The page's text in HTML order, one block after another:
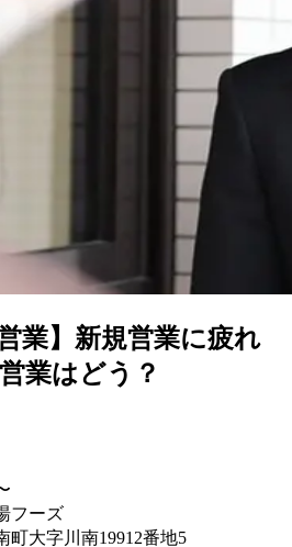
業】新規営業に疲れ
業はどう？
フーズ
町大字川南19912番地5